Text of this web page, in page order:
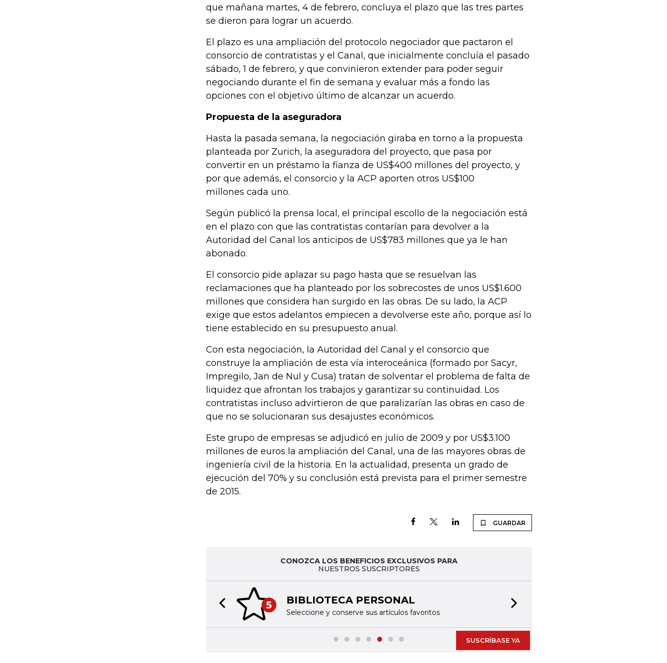
que mañana martes, 4 de febrero, concluya el plazo que las tres partes
se dieron para lograr un acuerdo.
El plazo es una ampliación del protocolo negociador que pactaron el
consorcio de contratistas y el Canal, que inicialmente concluía el pasado
sábado, 1 de febrero, y que convinieron extender para poder seguir
negociando durante el fin de semana y evaluar más a fondo las
opciones con el objetivo último de alcanzar un acuerdo.
Propuesta de la aseguradora
Hasta la pasada semana, la negociación giraba en torno a la propuesta
planteada por Zurich, la aseguradora del proyecto, que pasa por
convertir en un préstamo la fianza de US$400 millones del proyecto, y
por que además, el consorcio y la ACP aporten otros US$100
millones cada uno.
Según publicó la prensa local, el principal escollo de la negociación está
en el plazo con que las contratistas contarían para devolver a la
Autoridad del Canal los anticipos de US$783 millones que ya le han
abonado.
El consorcio pide aplazar su pago hasta que se resuelvan las
reclamaciones que ha planteado por los sobrecostes de unos US$1.600
millones que considera han surgido en las obras. De su lado, la ACP
exige que estos adelantos empiecen a devolverse este año, porque así lo
tiene establecido en su presupuesto anual.
Con esta negociación, la Autoridad del Canal y el consorcio que
construye la ampliación de esta vía interoceánica (formado por Sacyr,
Impregilo, Jan de Nul y Cusa) tratan de solventar el problema de falta de
liquidez que afrontan los trabajos y garantizar su continuidad. Los
contratistas incluso advirtieron de que paralizarían las obras en caso de
que no se solucionaran sus desajustes económicos.
Este grupo de empresas se adjudicó en julio de 2009 y por US$3.100
millones de euros la ampliación del Canal, una de las mayores obras de
ingeniería civil de la historia. En la actualidad, presenta un grado de
ejecución del 70% y su conclusión está prevista para el primer semestre
de 2015.
GUARDAR
CONOZCA LOS BENEFICIOS EXCLUSIVOS PARA
NUESTROS SUSCRIPTORES
5 BIBLIOTECA PERSONAL
Seleccione y conserve sus artículos favoritos
Previous slide
SUSCRÍBASE YA